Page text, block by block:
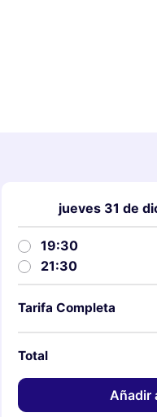
jueves 31 de
19:30
21:30
Tarifa Completa
Total
Añadir